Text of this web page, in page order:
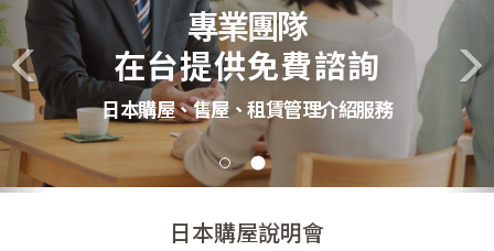
東京 . 大阪 . 京都
日本不動產專家
協助超過 6,000 組客戶順利在日本置產
Previous
日本購屋說明會